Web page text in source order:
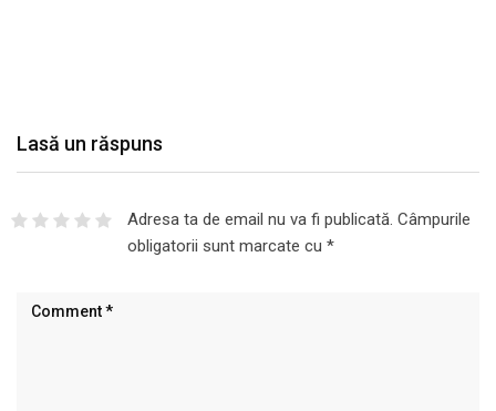
Lasă un răspuns
Adresa ta de email nu va fi publicată. Câmpurile
obligatorii sunt marcate cu *